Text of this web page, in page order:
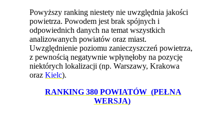
Powyższy ranking niestety nie uwzględnia jakości
powietrza. Powodem jest brak spójnych i
odpowiednich danych na temat wszystkich
analizowanych powiatów oraz miast.
Uwzględnienie poziomu zanieczyszczeń powietrza,
z pewnością negatywnie wpłynęłoby na pozycję
niektórych lokalizacji (np. Warszawy, Krakowa
orazKielc).
RANKING 380 POWIATÓW (PEŁNA
WERSJA)